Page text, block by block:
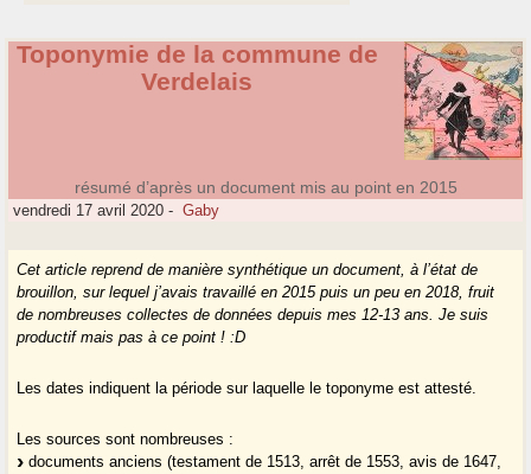
Toponymie de la commune de
Verdelais
résumé d’après un document mis au point en 2015
vendredi 17 avril 2020 - Gaby
Cet article reprend de manière synthétique un document, à l’état de
brouillon, sur lequel j’avais travaillé en 2015 puis un peu en 2018, fruit
de nombreuses collectes de données depuis mes 12-13 ans. Je suis
productif mais pas à ce point ! :D
Les dates indiquent la période sur laquelle le toponyme est attesté.
Les sources sont nombreuses :
documents anciens (testament de 1513, arrêt de 1553, avis de 1647,